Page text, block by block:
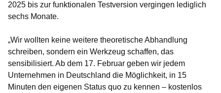
2025 bis zur funktionalen Testversion vergingen lediglich
sechs Monate.
„Wir wollten keine weitere theoretische Abhandlung
schreiben, sondern ein Werkzeug schaffen, das
sensibilisiert. Ab dem 17. Februar geben wir jedem
Unternehmen in Deutschland die Möglichkeit, in 15
Minuten den eigenen Status quo zu kennen – kostenlos